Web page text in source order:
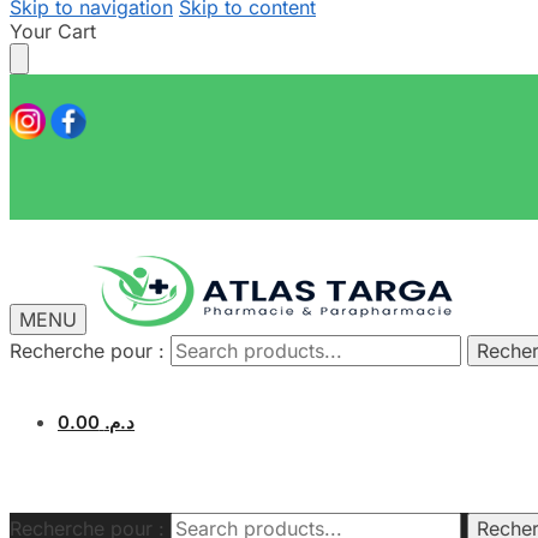
Skip to navigation Skip to content
Your Cart
MENU
Recherche pour :
د.م. 0.00
Recherche pour :